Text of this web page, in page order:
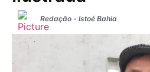
Redação - Istoé Bahia